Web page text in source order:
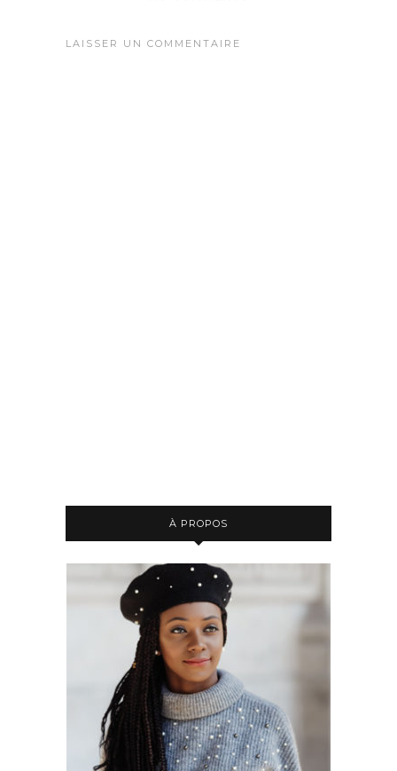
LAISSER UN COMMENTAIRE
À PROPOS